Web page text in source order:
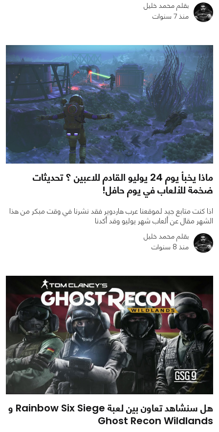
بقلم محمد خليل
منذ 7 سنوات
ماذا يخبأ يوم 24 يوليو القادم للاعبين ؟ تحديثات
ضخمة للألعاب في يوم حافل!
اذا كنت متابع جيد لموقعنا عرب هاردوير فقد نشرنا في وقت مبكر من هذا
الشهر مقال عن ألعاب شهر يوليو وقد أكدنا
بقلم محمد خليل
منذ 8 سنوات
هل سنشاهد تعاون بين لعبة Rainbow Six Siege و
Ghost Recon Wildlands